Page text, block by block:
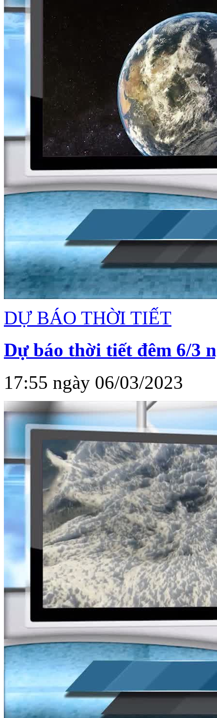
DỰ BÁO THỜI TIẾT
Dự báo thời tiết đêm 6/3
17:55 ngày 06/03/2023